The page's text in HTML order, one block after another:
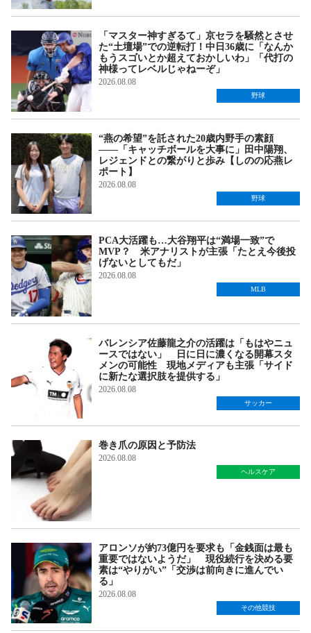
「マスター神すぎるて」京セラを騒然とさせ
た“土壇場”での逆転打！中日36歳に「なんか
もうスゴいとか超えておかしいわ」「代打の
神様ってレベルじゃねーぞ」
2026.08.08
野球
“燕の希望”を託された20歳内野手の素顔
――「キャッチボールを大事に」田中陽翔、
レジェンドとの繋がりと歩み【しのの応燕レ
ポート】
2026.08.08
野球
PCA大活躍も…大谷翔平は“満場一致”で
MVP？ 米アナリストが主張「たとえ今後投
げないとしてもだ」
2026.08.08
MLB
バレンシア佐藤龍之介の活躍は「もはやニュ
ースではない」 日に日に濃くなる開幕スタ
メンの可能性 現地メディアも主張「サイド
に新たな選択肢を提供する」
2026.08.08
サッカー
巻き爪の原因と予防法
2026.08.08
ヘルスケア
アロンソが約73億円を要求も「金銭面は最も
重要ではないようだ」 現役続行を決める要
素は“やりがい”「交渉は前向きに進んでい
る」
2026.08.08
その他競技